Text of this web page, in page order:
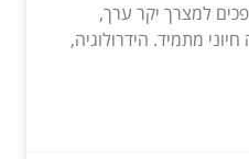
למצרך יקר ערך,
מתמיד. הידרולוגיה,